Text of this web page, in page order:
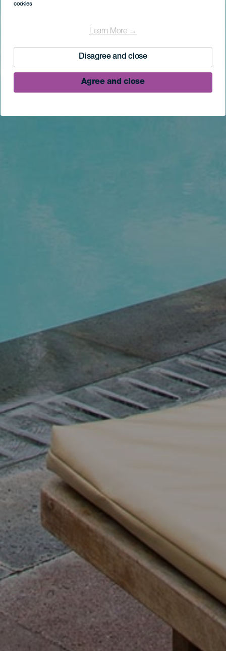
cookies
Learn More →
Disagree and close
Agree and close